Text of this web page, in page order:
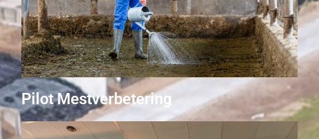
Pilot Mestverbetering